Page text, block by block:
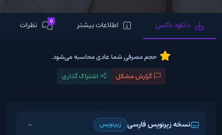
دانلود باکس اطلاعات بیشتر 0 نظرات
حجم مصرفی شما عادی محاسبه می‌شود.
گزارش مشکل
اشتراک گذاری
نسخه زیرنویس فارسی زیرنویس